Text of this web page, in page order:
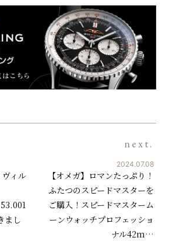
ヴィル
まし
next.
2024.07.08
【オメガ】ロマンたっぷり！
ふたつのスピードマスターを
ご購入！スピードマスターム
ーンウォッチプロフェッショ
ナル42m…